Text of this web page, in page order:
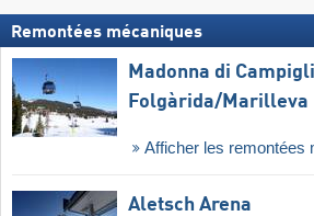
Remontées mécaniques
Madonna di
Folgàrida/​Marilleva
Afficher les remontées
Aletsch Arena